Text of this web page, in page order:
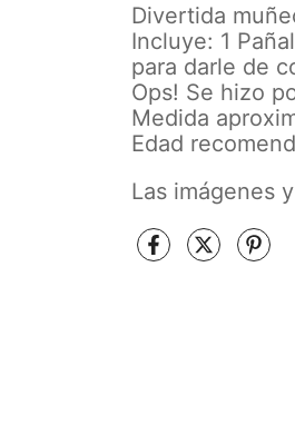
Divertida
Incluye: 1
para darle de
Ops! Se hizo
Medida
Edad
Las imágenes